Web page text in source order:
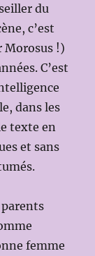
du
c’est
Morosus !)
C’est
dans les
texte en
et sans
femme